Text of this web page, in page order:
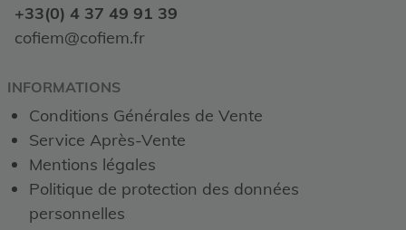
+33(0) 4 37 49 91 39
cofiem@cofiem.fr
INFORMATIONS
Conditions Générales de Vente
Service Après-Vente
Mentions légales
Politique de protection des données
personnelles